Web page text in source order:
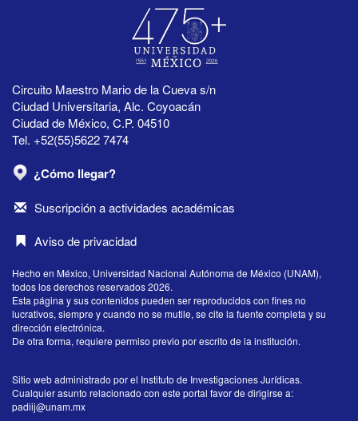
Circuito Maestro Mario de la Cueva s/n
Ciudad Universitaria, Alc. Coyoacán
Ciudad de México, C.P. 04510
Tel. +52(55)5622 7474
¿Cómo llegar?
Suscripción a actividades académicas
Aviso de privacidad
Hecho en México, Universidad Nacional Autónoma de México (UNAM),
todos los derechos reservados 2026.
Esta página y sus contenidos pueden ser reproducidos con fines no
lucrativos, siempre y cuando no se mutile, se cite la fuente completa y su
dirección electrónica.
De otra forma, requiere permiso previo por escrito de la institución.
Sitio web administrado por el Instituto de Investigaciones Jurídicas.
Cualquier asunto relacionado con este portal favor de dirigirse a:
padiij@unam.mx